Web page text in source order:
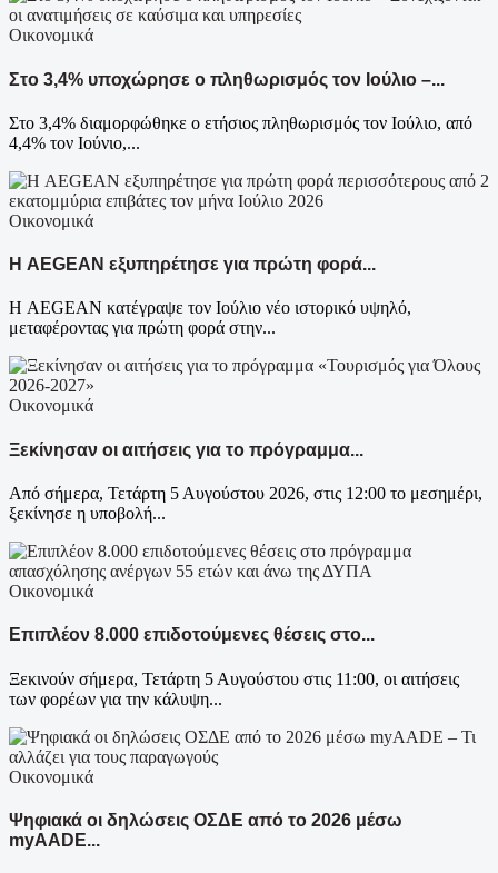
Οικονομικά
Στο 3,4% υποχώρησε ο πληθωρισμός τον Ιούλιο –...
Στο 3,4% διαμορφώθηκε ο ετήσιος πληθωρισμός τον Ιούλιο, από
4,4% τον Ιούνιο,...
Οικονομικά
Η AEGEAN εξυπηρέτησε για πρώτη φορά...
Η AEGEAN κατέγραψε τον Ιούλιο νέο ιστορικό υψηλό,
μεταφέροντας για πρώτη φορά στην...
Οικονομικά
Ξεκίνησαν οι αιτήσεις για το πρόγραμμα...
Από σήμερα, Τετάρτη 5 Αυγούστου 2026, στις 12:00 το μεσημέρι,
ξεκίνησε η υποβολή...
Οικονομικά
Επιπλέον 8.000 επιδοτούμενες θέσεις στο...
Ξεκινούν σήμερα, Τετάρτη 5 Αυγούστου στις 11:00, οι αιτήσεις
των φορέων για την κάλυψη...
Οικονομικά
Ψηφιακά οι δηλώσεις ΟΣΔΕ από το 2026 μέσω
myAADE...